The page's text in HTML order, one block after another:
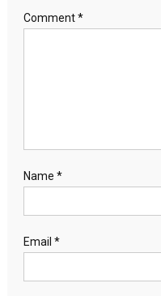
Comment*
Name *
Email *